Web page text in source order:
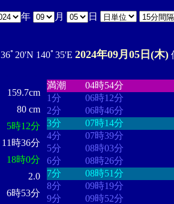
年 月 日
36ﾟ20'N 140ﾟ35'E 2024年09月05日(木)
159.7cm
80 cm
5時12分
11時36分
18時0分
2.0
6時53分
満潮
04時54分
1分
06時12分
2分
06時46分
3分
07時14分
4分
07時39分
5分
08時03分
6分
08時26分
7分
08時51分
8分
09時19分
9分
09時52分